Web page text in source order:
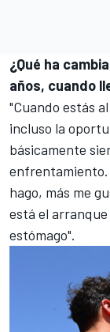
¿Qué ha
años, cuando
"Cuando estás
incluso la
básicamente
enfrentamiento.
hago, más me
está el
estómago".